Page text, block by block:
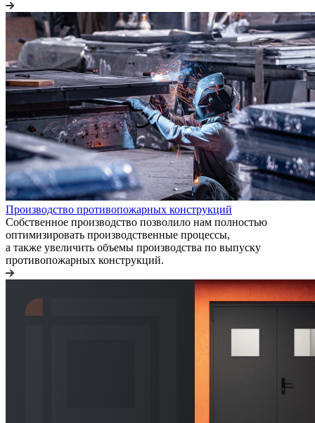
Производство противопожарных конструкций
Собственное производство позволило нам полностью
оптимизировать производственные процессы,
а также увеличить объемы производства по выпуску
противопожарных конструкций.